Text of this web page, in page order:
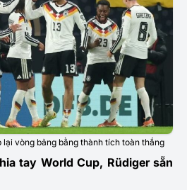
vòng bảng bằng thành tích toàn thắng
tay World Cup, Rüdiger sẵn